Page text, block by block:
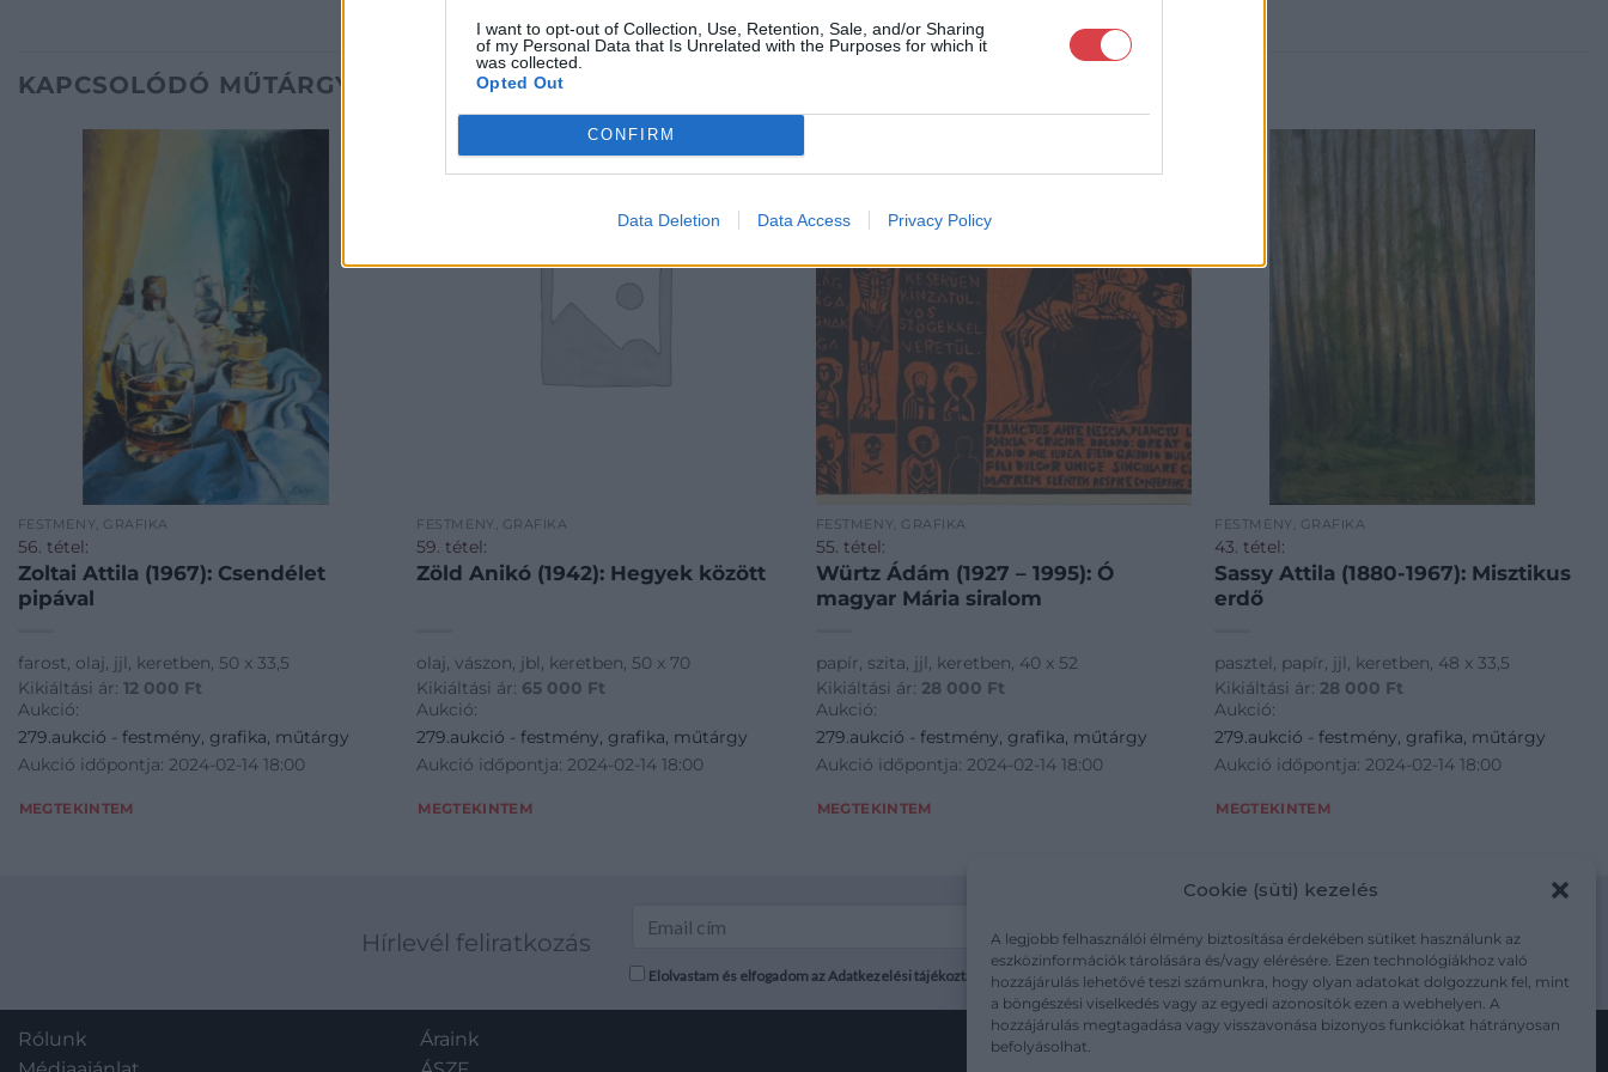
I want to opt-out of Collection, Use, Retention, Sale, and/or Sharing
of my Personal Data that Is Unrelated with the Purposes for which it
was collected.
Opted Out
CONFIRM
Data Deletion Data Access Privacy Policy
Cookie (süti) kezelés
A legjobb felhasználói élmény biztosítása érdekében sütiket használunk az
eszközinformációk tárolására és/vagy elérésére. Ezen technológiákhoz való
hozzájárulás lehetővé teszi számunkra, hogy olyan adatokat dolgozzunk fel, mint
a böngészési viselkedés vagy az egyedi azonosítók ezen a webhelyen. A
hozzájárulás megtagadása vagy visszavonása bizonyos funkciókat hátrányosan
befolyásolhat.
KAPCSOLÓDÓ MŰTÁRGYAK
FESTMÉNY, GRAFIKA
56. tétel:
Zoltai Attila (1967): Csendélet
pipával
farost, olaj, jjl, keretben, 50 x 33,5
Kikiáltási ár: 12 000 Ft
Aukció:
279.aukció - festmény, grafika, műtárgy
Aukció időpontja: 2024-02-14 18:00
MEGTEKINTEM
FESTMÉNY, GRAFIKA
59. tétel:
Zöld Anikó (1942): Hegyek között
olaj, vászon, jbl, keretben, 50 x 70
Kikiáltási ár: 65 000 Ft
Aukció:
279.aukció - festmény, grafika, műtárgy
Aukció időpontja: 2024-02-14 18:00
MEGTEKINTEM
FESTMÉNY, GRAFIKA
55. tétel:
Würtz Ádám (1927 – 1995): Ó
magyar Mária siralom
papír, szita, jjl, keretben, 40 x 52
Kikiáltási ár: 28 000 Ft
Aukció:
279.aukció - festmény, grafika, műtárgy
Aukció időpontja: 2024-02-14 18:00
MEGTEKINTEM
FESTMÉNY, GRAFIKA
43. tétel:
Sassy Attila (1880-1967): Misztikus
erdő
pasztel, papír, jjl, keretben, 48 x 33,5
Kikiáltási ár: 28 000 Ft
Aukció:
279.aukció - festmény, grafika, műtárgy
Aukció időpontja: 2024-02-14 18:00
MEGTEKINTEM
Hírlevél feliratkozás
Elolvastam és elfogadom az Adatkezelési tájékoztatót: mutargy.com/adatkezelesi-tajekoztato/
Rólunk
Áraink